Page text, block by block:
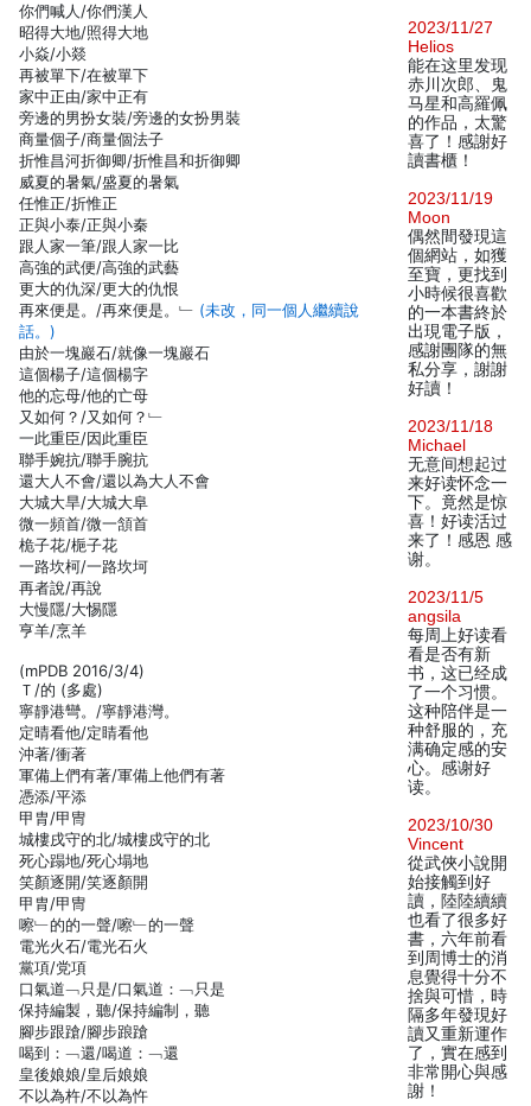
你們喊人/你們漢人
昭得大地/照得大地
小焱/小燚
再被單下/在被單下
家中正由/家中正有
旁邊的男扮女裝/旁邊的女扮男裝
商量個子/商量個法子
折惟昌河折御卿/折惟昌和折御卿
威夏的暑氣/盛夏的暑氣
任惟正/折惟正
正與小泰/正與小秦
跟人家一筆/跟人家一比
高強的武便/高強的武藝
更大的仇深/更大的仇恨
再來便是。/再來便是。﹂ (未改，同一個人繼續說
話。)
由於一塊巖石/就像一塊巖石
這個楊子/這個楊字
他的忘母/他的亡母
又如何？/又如何？﹂
一此重臣/因此重臣
聯手婉抗/聯手腕抗
還大人不會/還以為大人不會
大城大旱/大城大阜
微一頻首/微一頷首
桅子花/梔子花
一路坎柯/一路坎坷
再者說/再說
大慢隱/大惕隱
亨羊/烹羊
(mPDB 2016/3/4)
Ｔ/的 (多處)
寧靜港彎。/寧靜港灣。
定晴看他/定睛看他
沖著/衝著
軍備上們有著/軍備上他們有著
憑添/平添
甲胄/甲冑
城樓戌守的北/城樓戍守的北
死心蹋地/死心塌地
笑顏逐開/笑逐顏開
甲胄/甲冑
嚓﹂的的一聲/嚓﹂的一聲
電光火石/電光石火
黨項/党項
口氣道﹁只是/口氣道：﹁只是
保持編製，聽/保持編制，聽
腳步跟蹌/腳步踉蹌
喝到：﹁還/喝道：﹁還
皇後娘娘/皇后娘娘
不以為杵/不以為忤
2023/11/27
Helios
能在这里发现
赤川次郎、鬼
马星和高羅佩
的作品，太驚
喜了！感謝好
讀書櫃！
2023/11/19
Moon
偶然間發現這
個網站，如獲
至寶，更找到
小時候很喜歡
的一本書終於
出現電子版，
感謝團隊的無
私分享，謝謝
好讀！
2023/11/18
Michael
无意间想起过
来好读怀念一
下。竟然是惊
喜！好读活过
来了！感恩 感
谢。
2023/11/5
angsila
每周上好读看
看是否有新
书，这已经成
了一个习惯。
这种陪伴是一
种舒服的，充
满确定感的安
心。感谢好
读。
2023/10/30
Vincent
從武俠小說開
始接觸到好
讀，陸陸續續
也看了很多好
書，六年前看
到周博士的消
息覺得十分不
捨與可惜，時
隔多年發現好
讀又重新運作
了，實在感到
非常開心與感
謝！